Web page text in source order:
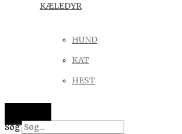
KÆLEDYR
HUND
KAT
HEST
Søg